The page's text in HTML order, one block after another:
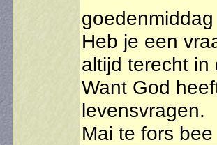
Heb je een
altijd terecht in
Want God
levensvragen.
Mai te fors